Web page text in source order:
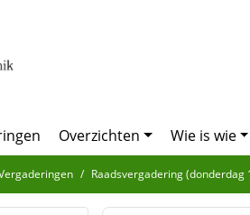
Overzichten Wie is wie
Raadsvergadering (donderdag